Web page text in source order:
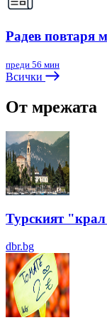
Радев повтаря
преди 56 мин
Всички
От мрежата
Турският
dbr.bg